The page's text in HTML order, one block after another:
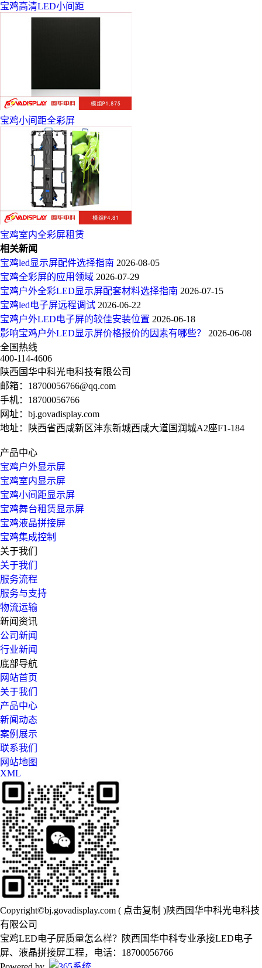
宝鸡高清LED小间距
宝鸡小间距全彩屏
宝鸡室内全彩屏租赁
相关新闻
宝鸡led显示屏配件选择指南 2026-08-05
宝鸡全彩屏的应用领域 2026-07-29
宝鸡户外全彩LED显示屏配套材料选择指南 2026-07-15
宝鸡led电子屏远程调试 2026-06-22
宝鸡户外LED电子屏的较佳安装位置 2026-06-18
影响宝鸡户外LED显示屏价格报价的因素有哪些？ 2026-06-08
全国热线
400-114-4606
陕西国华中科光电科技有限公司
邮箱： 18700056766@qq.com
手机： 18700056766
网址： bj.govadisplay.com
地址：陕西省西咸新区沣东新城西咸大道国润城A2座F1-184
产品中心
宝鸡户外显示屏
宝鸡室内显示屏
宝鸡小间距显示屏
宝鸡舞台租赁显示屏
宝鸡液晶拼接屏
宝鸡集成控制
关于我们
关于我们
服务流程
服务与支持
物流运输
新闻资讯
公司新闻
行业新闻
底部导航
网站首页
关于我们
产品中心
新闻动态
案例展示
联系我们
网站地图
XML
Copyright©bj.govadisplay.com ( 点击复制 )陕西国华中科光电科技
有限公司
宝鸡LED电子屏质量怎么样？陕西国华中科专业承接LED电子
屏、液晶拼接屏工程，电话：18700056766